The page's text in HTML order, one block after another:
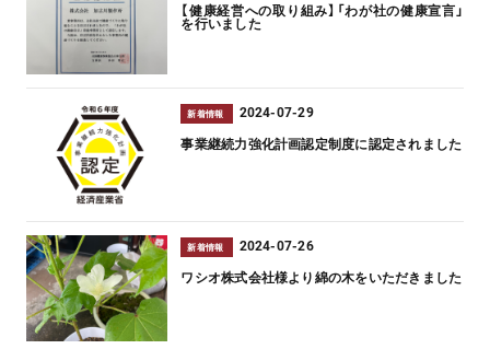
【健康経営への取り組み】「わが社の健康宣言」
を行いました
新着情報 2024-07-29
事業継続力強化計画認定制度に認定されました
新着情報 2024-07-26
ワシオ株式会社様より綿の木をいただきました